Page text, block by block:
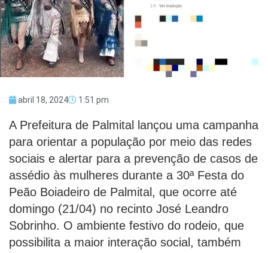
abril 18, 2024 1:51 pm
A Prefeitura de Palmital lançou uma campanha
para orientar a população por meio das redes
sociais e alertar para a prevenção de casos de
assédio às mulheres durante a 30ª Festa do
Peão Boiadeiro de Palmital, que ocorre até
domingo (21/04) no recinto José Leandro
Sobrinho. O ambiente festivo do rodeio, que
possibilita a maior interação social, também